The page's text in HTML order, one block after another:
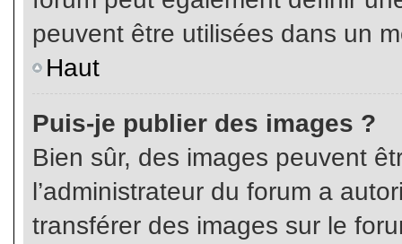
peuvent être utilisées dans un
Haut
Puis-je publier des images ?
Bien sûr, des images peuvent
l’administrateur du forum a
transférer des images sur le